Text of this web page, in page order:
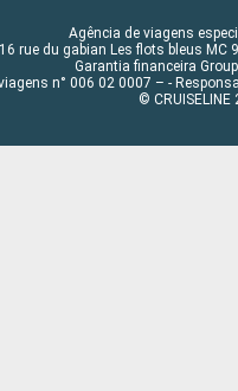
Agência de viagens
16 rue du gabian Les flots bleus MC
Garantia financeira
n° 006 02 0007 – -
©